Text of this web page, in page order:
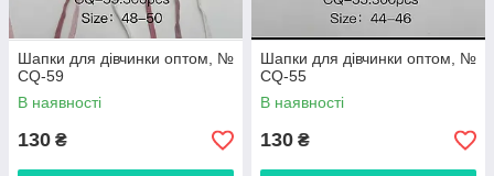
Шапки для дівчинки оптом, №
CQ-59
В наявності
130 ₴
Шапки для дівчинки оптом, №
CQ-55
В наявності
130 ₴